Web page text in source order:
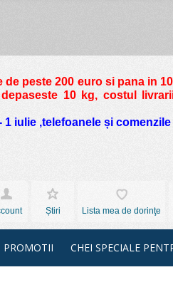
de peste 200 euro si pana in
10 kg, costul
iulie ,telefoanele și
Știri Lista mea de dorinţe
PROMOTII CHEI SPECIALE